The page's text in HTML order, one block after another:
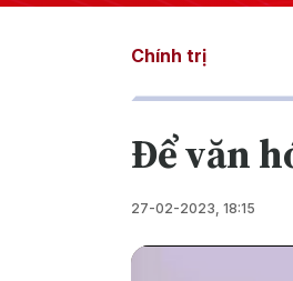
Chính trị
Để văn
27-02-2023, 18:15